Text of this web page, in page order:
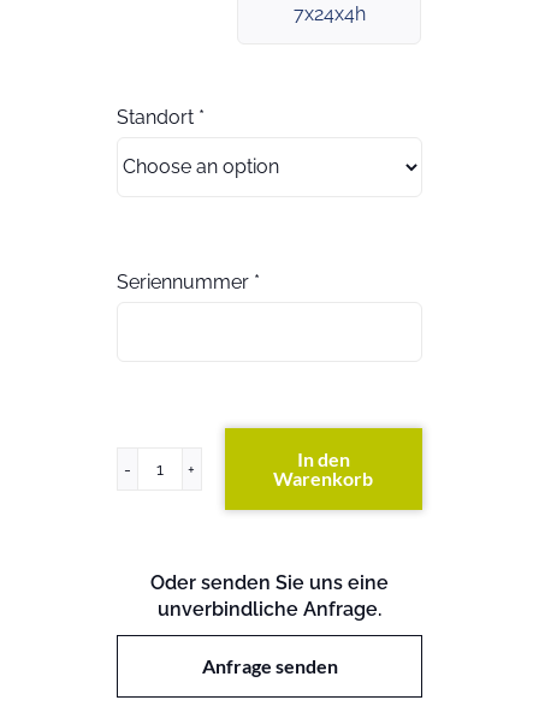
7x24x4h
Standort *
Seriennummer *
HP
Switch
Menge
In den
Warenkorb
Oder senden Sie uns eine
unverbindliche Anfrage.
Anfrage senden